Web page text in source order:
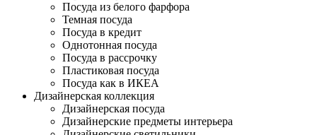
Посуда из белого фарфора
Темная посуда
Посуда в кредит
Однотонная посуда
Посуда в рассрочку
Пластиковая посуда
Посуда как в ИКЕА
Дизайнерская коллекция
Дизайнерская посуда
Дизайнерские предметы интерьера